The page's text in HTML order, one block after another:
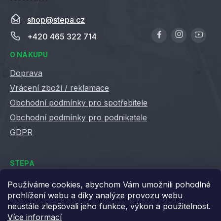
Používáme cookies, abychom Vám umožnili pohodlné
prohlížení webu a díky analýze provozu webu
neustále zlepšovali jeho funkce, výkon a použitelnost.
Více informací
shop@stepa.cz
+420 465 322 714
O NÁKUPU
Doprava
Vrácení zboží / reklamace
Obchodní podmínky pro spotřebitele
Obchodní podmínky pro podnikatele
GDPR
STEPA
Kontakty
Kariéra ve Stepě
Věrnostní slevy